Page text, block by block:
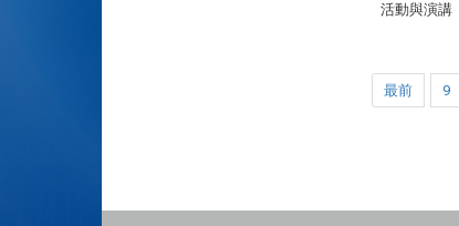
活動與演講
最前 9